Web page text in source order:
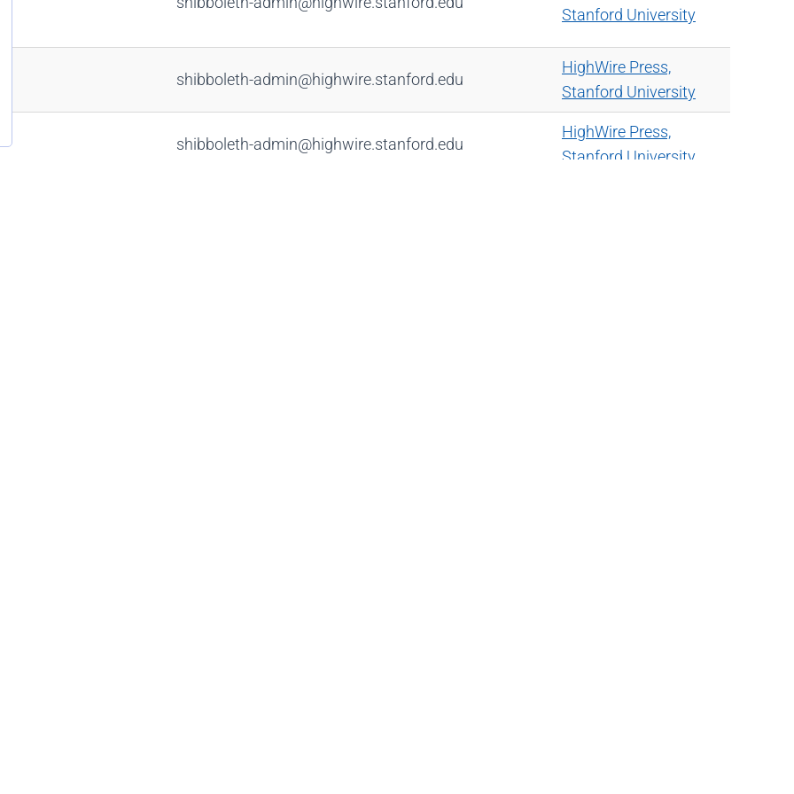
Stanford University
shibboleth-admin@highwire.stanford.edu
HighWire Press,
Stanford University
shibboleth-admin@highwire.stanford.edu
HighWire Press,
Stanford University